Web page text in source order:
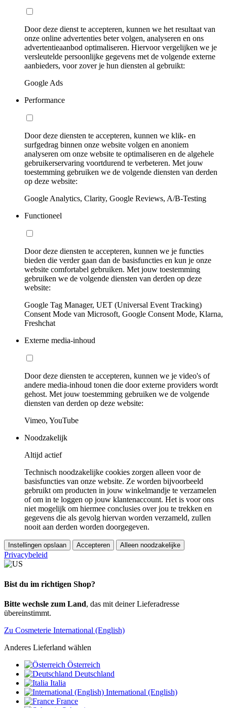
Door deze dienst te accepteren, kunnen we het resultaat van
onze online advertenties beter volgen, analyseren en ons
advertentieaanbod optimaliseren. Hiervoor vergelijken we je
versleutelde persoonlijke gegevens met de volgende externe
aanbieders, voor zover je hun diensten al gebruikt:
Google Ads
Performance
Door deze diensten te accepteren, kunnen we klik- en
surfgedrag binnen onze website volgen en anoniem
analyseren om onze website te optimaliseren en de algehele
gebruikerservaring voortdurend te verbeteren. Met jouw
toestemming gebruiken we de volgende diensten van derden
op deze website:
Google Analytics, Clarity, Google Reviews, A/B-Testing
Functioneel
Door deze diensten te accepteren, kunnen we je functies
bieden die verder gaan dan de basisfuncties en kun je onze
website comfortabel gebruiken. Met jouw toestemming
gebruiken we de volgende diensten van derden op deze
website:
Google Tag Manager, UET (Universal Event Tracking)
Consent Mode van Microsoft, Google Consent Mode, Klarna,
Freshchat
Externe media-inhoud
Door deze diensten te accepteren, kunnen we je video's of
andere media-inhoud tonen die door externe providers wordt
gehost. Met jouw toestemming gebruiken we de volgende
diensten van derden op deze website:
Vimeo, YouTube
Noodzakelijk
Altijd actief
Technisch noodzakelijke cookies zorgen alleen voor de
basisfuncties van onze website. Ze worden bijvoorbeeld
gebruikt om producten in jouw winkelmandje te verzamelen
of om in te loggen op jouw klantenaccount. Het is voor ons
niet mogelijk om hiermee conclusies over jou te trekken en
gegevens die als gevolg hiervan worden verzameld, zullen
nooit aan derden worden doorgegeven.
Instellingen opslaan Accepteren Alleen noodzakelijke
Privacybeleid
Bist du im richtigen Shop?
Bitte wechsle zum Land, das mit deiner Lieferadresse
übereinstimmt.
Zu Cosmeterie International (English)
Anderes Lieferland wählen
Österreich
Deutschland
Italia
International (English)
France